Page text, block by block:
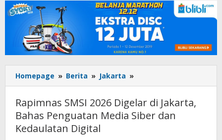
Homepage » Berita » Jakarta »
SMSI
2026
Digelar
di
Rapimnas SMSI 2026 Digelar di Jakarta,
Bahas Penguatan Media Siber dan
Kedaulatan Digital